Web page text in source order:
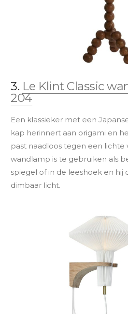
3. Le Klint Classic
204
Een klassieker met een
kap herinnert aan origami en
past naadloos tegen een lichte
wandlamp is te gebruiken als
spiegel of in de leeshoek en
dimbaar licht.